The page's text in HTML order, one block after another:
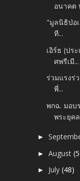
อนาคต
"มูลนิธิป่อ
ที...
เอิร์ธ (ปร
ศพรีเมี...
ร่วมแรงร่
พี่...
พกฉ. มอบ
พระยุค
►
►August
► July(48)